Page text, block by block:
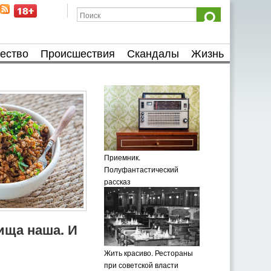
Происшествия Скандалы Жизнь
наша. И
Приемник.
Полуфантастический
рассказ
Жить красиво. Рестораны
при советской власти